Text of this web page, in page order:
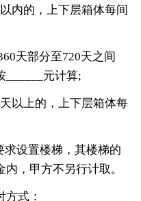
内的，上下层箱体每间
天部分至720天之间
______元计算;
以上的，上下层箱体每
设置楼梯，其楼梯的
，甲方不另行计取。
式：